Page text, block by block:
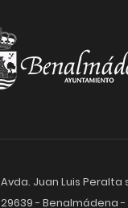
Avda. Juan Luis Peralta
29639 - Benalmádena